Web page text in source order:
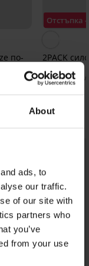
About
ads, to
our traffic.
of our site with
partners who
you’ve
from your use
по-
Отстъпка -
2PACK
2,58 €(5,05